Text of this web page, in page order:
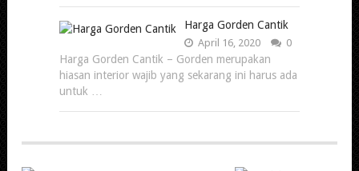
Harga Gorden Cantik
April 16, 2020 0
Harga Gorden Cantik – Gorden merupakan
hiasan interior wajib yang sekarang ini harus ada
untuk …